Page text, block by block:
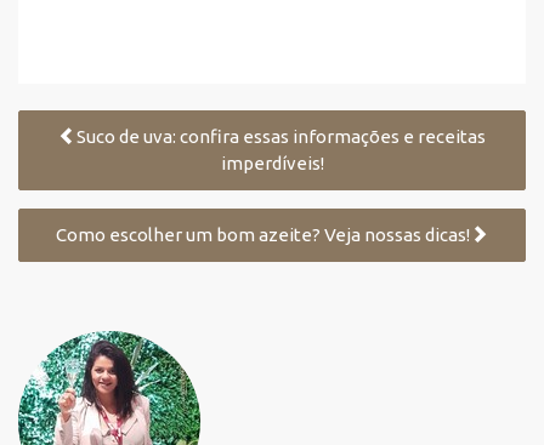
Suco de uva: confira essas informações e receitas
imperdíveis!
Como escolher um bom azeite? Veja nossas dicas!